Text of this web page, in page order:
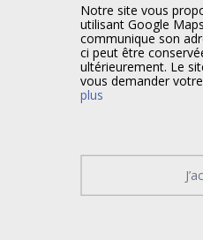
Notre site vous
utilisant Google
communique son
ci peut être
ultérieurement. Le
vous demander
plus